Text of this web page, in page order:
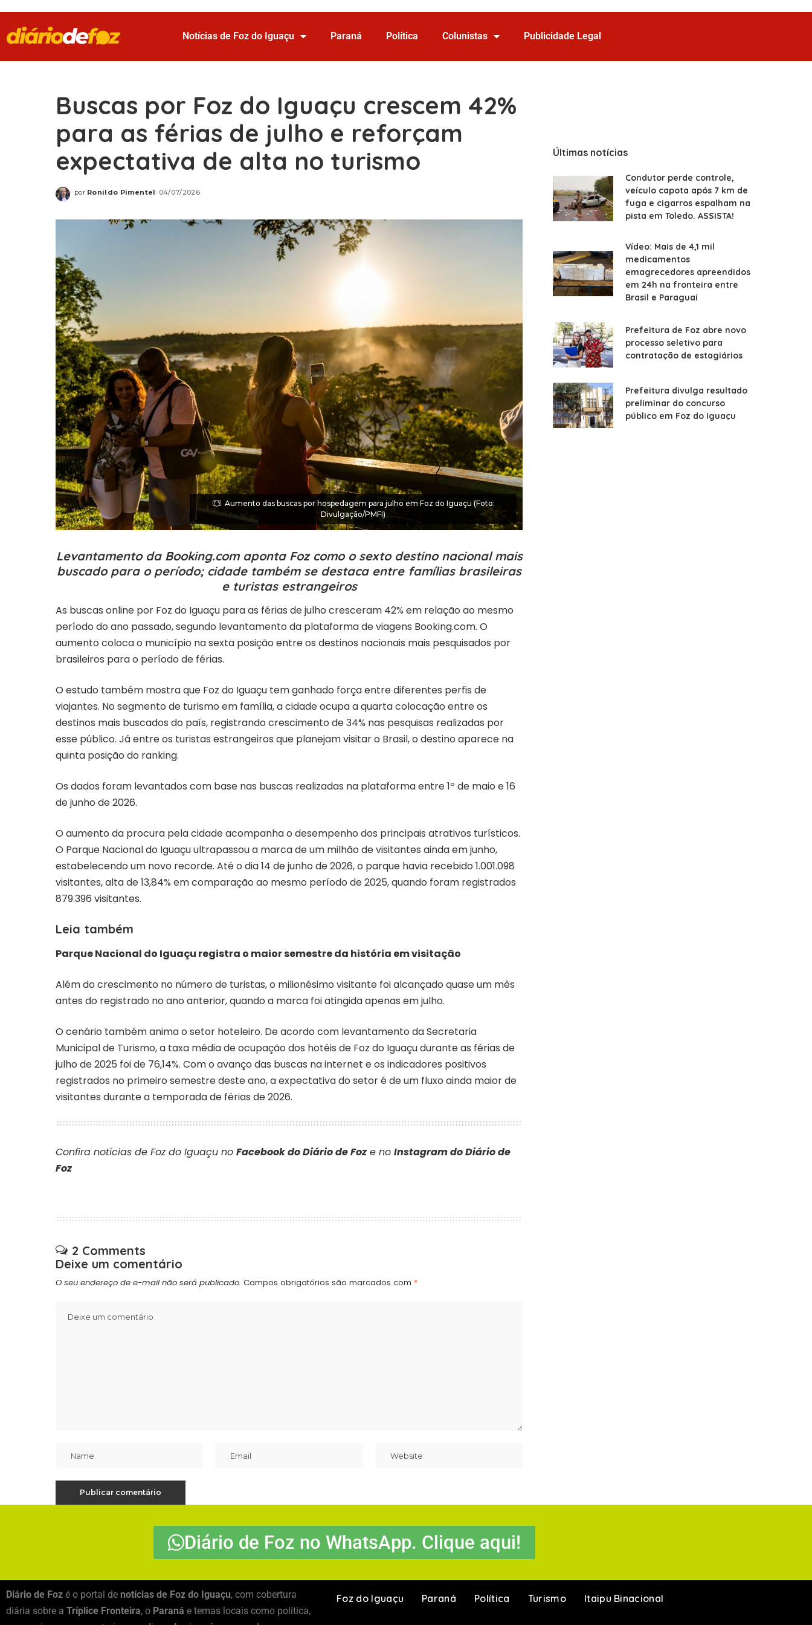
Notícias de Foz do Iguaçu Paraná Política Colunistas Publicidade Legal
Buscas por Foz do Iguaçu crescem 42%
para as férias de julho e reforçam
expectativa de alta no turismo
por Ronildo Pimentel 04/07/2026
Aumento das buscas por hospedagem para julho em Foz do Iguaçu (Foto:
Divulgação/PMFI)
Levantamento da Booking.com aponta Foz como o sexto destino nacional mais
buscado para o período; cidade também se destaca entre famílias brasileiras
e turistas estrangeiros
As buscas online por Foz do Iguaçu para as férias de julho cresceram 42% em relação ao mesmo
período do ano passado, segundo levantamento da plataforma de viagens Booking.com. O
aumento coloca o município na sexta posição entre os destinos nacionais mais pesquisados por
brasileiros para o período de férias.
O estudo também mostra que Foz do Iguaçu tem ganhado força entre diferentes perfis de
viajantes. No segmento de turismo em família, a cidade ocupa a quarta colocação entre os
destinos mais buscados do país, registrando crescimento de 34% nas pesquisas realizadas por
esse público. Já entre os turistas estrangeiros que planejam visitar o Brasil, o destino aparece na
quinta posição do ranking.
Os dados foram levantados com base nas buscas realizadas na plataforma entre 1º de maio e 16
de junho de 2026.
O aumento da procura pela cidade acompanha o desempenho dos principais atrativos turísticos.
O Parque Nacional do Iguaçu ultrapassou a marca de um milhão de visitantes ainda em junho,
estabelecendo um novo recorde. Até o dia 14 de junho de 2026, o parque havia recebido 1.001.098
visitantes, alta de 13,84% em comparação ao mesmo período de 2025, quando foram registrados
879.396 visitantes.
Leia também
Parque Nacional do Iguaçu registra o maior semestre da história em visitação
Além do crescimento no número de turistas, o milionésimo visitante foi alcançado quase um mês
antes do registrado no ano anterior, quando a marca foi atingida apenas em julho.
O cenário também anima o setor hoteleiro. De acordo com levantamento da Secretaria
Municipal de Turismo, a taxa média de ocupação dos hotéis de Foz do Iguaçu durante as férias de
julho de 2025 foi de 76,14%. Com o avanço das buscas na internet e os indicadores positivos
registrados no primeiro semestre deste ano, a expectativa do setor é de um fluxo ainda maior de
visitantes durante a temporada de férias de 2026.
Confira notícias de Foz do Iguaçu no Facebook do Diário de Foz e no Instagram do Diário de
Foz
2 Comments
Deixe um comentário
O seu endereço de e-mail não será publicado. Campos obrigatórios são marcados com *
Últimas notícias
Condutor perde controle,
veículo capota após 7 km de
fuga e cigarros espalham na
pista em Toledo. ASSISTA!
Vídeo: Mais de 4,1 mil
medicamentos
emagrecedores apreendidos
em 24h na fronteira entre
Brasil e Paraguai
Prefeitura de Foz abre novo
processo seletivo para
contratação de estagiários
Prefeitura divulga resultado
preliminar do concurso
público em Foz do Iguaçu
Diário de Foz no WhatsApp. Clique aqui!
Diário de Foz é o portal de notícias de Foz do Iguaçu, com cobertura
diária sobre a Tríplice Fronteira, o Paraná e temas locais como política,
Foz do Iguaçu Paraná Política Turismo Itaipu Binacional